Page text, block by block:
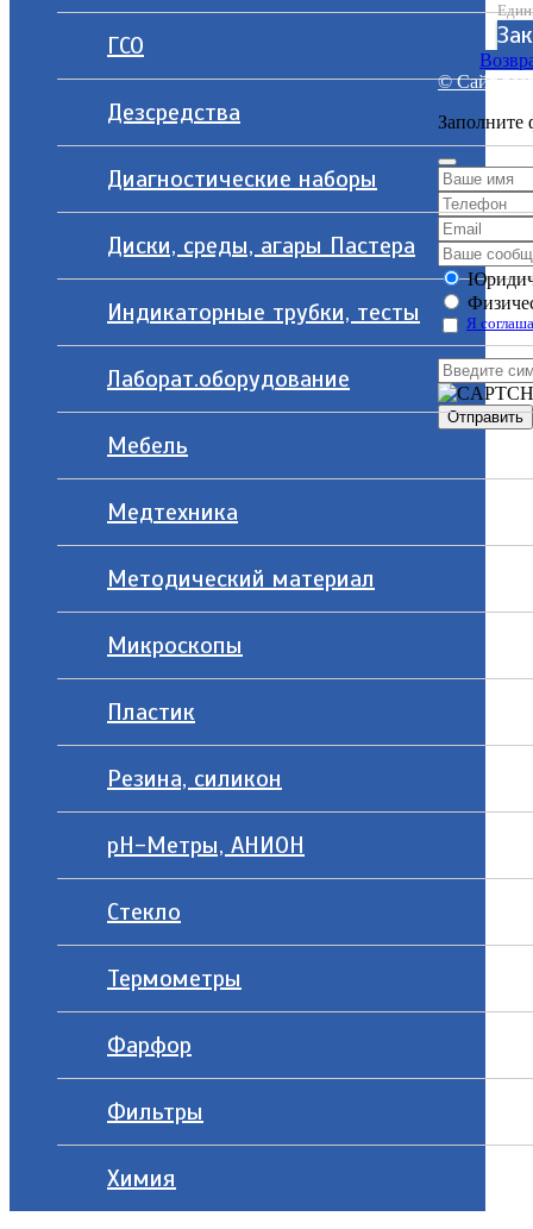
ГСО
Дезсредства
Диагностические наборы
Диски, среды, агары Пастера
Индикаторные трубки, тесты
Лаборат.оборудование
Мебель
Медтехника
Методический материал
Микроскопы
Пластик
Резина, силикон
рН-Метры, АНИОН
Стекло
Термометры
Фарфор
Фильтры
Химия
© Сайт
Заполните
Я